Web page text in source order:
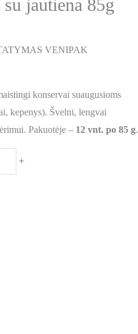
jautiena 85g
VENIPAK
konservai suaugusioms
kepenys). Švelni, lengvai
Pakuotėje – 12 vnt. po 85 g.
+